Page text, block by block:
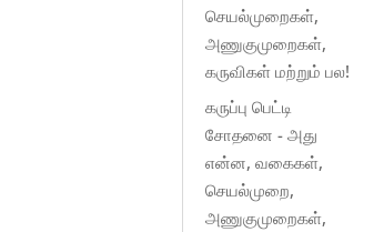
செயல்முறைகள்,
அணுகுமுறைகள்,
கருவிகள் மற்றும் பல!
கருப்பு பெட்டி
சோதனை - அது
என்ன, வகைகள்,
செயல்முறை,
அணுகுமுறைகள்,